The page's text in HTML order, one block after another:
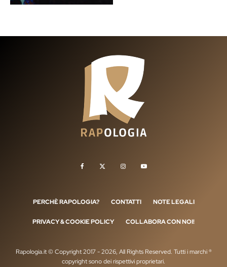
PERCHÈ RAPOLOGIA? CONTATTI NOTE LEGALI
PRIVACY & COOKIE POLICY COLLABORA CON NOI!
Rapologia.it © Copyright 2017 - 2026, All Rights Reserved. Tutti i marchi ®
copyright sono dei rispettivi proprietari.